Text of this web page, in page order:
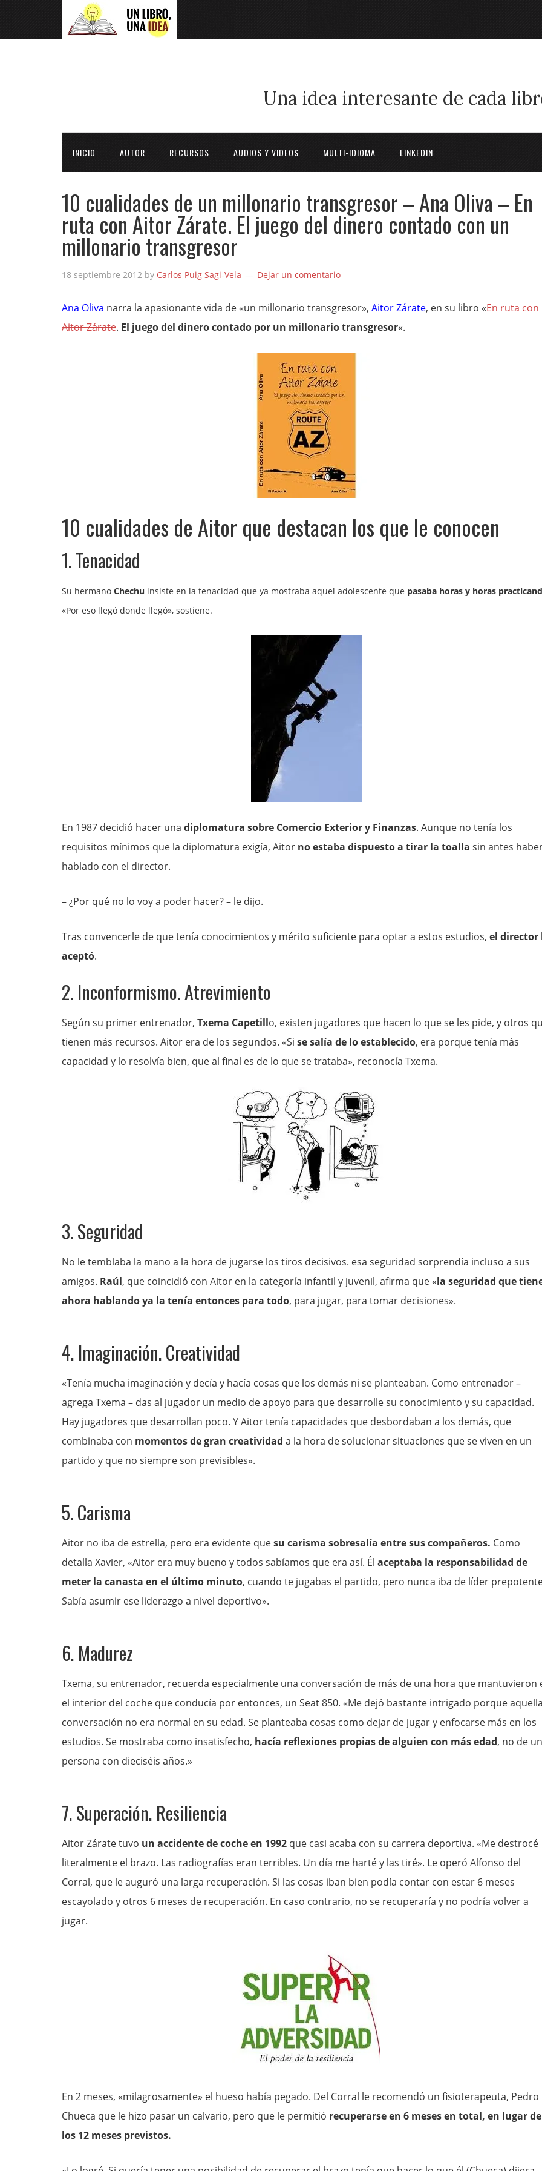
Una idea interesante de cada
INICIO AUTOR RECURSOS AUDIOS Y VIDEOS MULTI-IDIOMA LINKEDIN
10 cualidades de un millonario transgresor – Ana Oliva – En
ruta con Aitor Zárate. El juego del dinero contado con un
millonario transgresor
18 septiembre 2012 by Carlos Puig Sagi-Vela Dejar un comentario
Ana Oliva narra la apasionante vida de «un millonario transgresor», Aitor Zárate, en su libro «En ruta con
Aitor Zárate. El juego del dinero contado por un millonario transgresor«.
10 cualidades de Aitor que destacan los que le conocen
1. Tenacidad
Su hermano Chechu insiste en la tenacidad que ya mostraba aquel adolescente que pasaba horas y horas
«Por eso llegó donde llegó», sostiene.
En 1987 decidió hacer una diplomatura sobre Comercio Exterior y Finanzas. Aunque no tenía los
requisitos mínimos que la diplomatura exigía, Aitor no estaba dispuesto a tirar la toalla sin antes
hablado con el director.
– ¿Por qué no lo voy a poder hacer? – le dijo.
Tras convencerle de que tenía conocimientos y mérito suficiente para optar a estos estudios, el director
aceptó.
2. Inconformismo. Atrevimiento
Según su primer entrenador, Txema Capetillo, existen jugadores que hacen lo que se les pide, y otros
tienen más recursos. Aitor era de los segundos. «Si se salía de lo establecido, era porque tenía más
capacidad y lo resolvía bien, que al final es de lo que se trataba», reconocía Txema.
3. Seguridad
No le temblaba la mano a la hora de jugarse los tiros decisivos. esa seguridad sorprendía incluso a sus
amigos. Raúl, que coincidió con Aitor en la categoría infantil y juvenil, afirma que «la seguridad que
ahora hablando ya la tenía entonces para todo, para jugar, para tomar decisiones».
4. Imaginación. Creatividad
«Tenía mucha imaginación y decía y hacía cosas que los demás ni se planteaban. Como entrenador –
agrega Txema – das al jugador un medio de apoyo para que desarrolle su conocimiento y su capacidad.
Hay jugadores que desarrollan poco. Y Aitor tenía capacidades que desbordaban a los demás, que
combinaba con momentos de gran creatividad a la hora de solucionar situaciones que se viven en un
partido y que no siempre son previsibles».
5. Carisma
Aitor no iba de estrella, pero era evidente quesu carisma sobresalía entre sus compañeros. Como
detalla Xavier, «Aitor era muy bueno y todos sabíamos que era así. Él aceptaba la responsabilidad de
meter la canasta en el último minuto, cuando te jugabas el partido, pero nunca iba de líder
Sabía asumir ese liderazgo a nivel deportivo».
6. Madurez
Txema, su entrenador, recuerda especialmente una conversación de más de una hora que mantuvieron
el interior del coche que conducía por entonces, un Seat 850. «Me dejó bastante intrigado porque aquella
conversación no era normal en su edad. Se planteaba cosas como dejar de jugar y enfocarse más en los
estudios. Se mostraba como insatisfecho, hacía reflexiones propias de alguien con más edad, no de
persona con dieciséis años.»
7. Superación. Resiliencia
Aitor Zárate tuvo un accidente de coche en 1992 que casi acaba con su carrera deportiva. «Me destrocé
literalmente el brazo. Las radiografías eran terribles. Un día me harté y las tiré». Le operó Alfonso del
Corral, que le auguró una larga recuperación. Si las cosas iban bien podía contar con estar 6 meses
escayolado y otros 6 meses de recuperación. En caso contrario, no se recuperaría y no podría volver a
jugar.
En 2 meses, «milagrosamente» el hueso había pegado. Del Corral le recomendó un fisioterapeuta, Pedro
Chueca que le hizo pasar un calvario, pero que le permitió recuperarse en 6 meses en total, en lugar de
los 12 meses previstos.